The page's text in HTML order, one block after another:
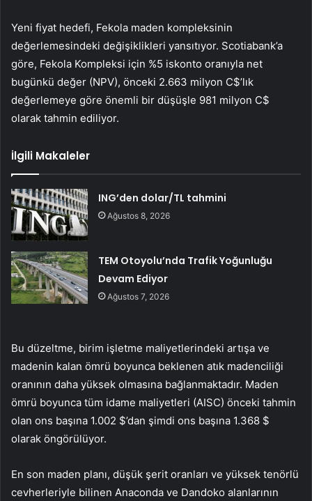
Yeni fiyat hedefi, Fekola maden kompleksinin
değerlemesindeki değişiklikleri yansıtıyor. Scotiabank’a
göre, Fekola Kompleksi için %5 iskonto oranıyla net
bugünkü değer (NPV), önceki 2.663 milyon C$’lık
değerlemeye göre önemli bir düşüşle 981 milyon C$
olarak tahmin ediliyor.
İlgili Makaleler
ING’den dolar/TL tahmini
Ağustos 8, 2026
TEM Otoyolu’nda Trafik Yoğunluğu
Devam Ediyor
Ağustos 7, 2026
Bu düzeltme, birim işletme maliyetlerindeki artışa ve
madenin kalan ömrü boyunca beklenen atık madenciliği
oranının daha yüksek olmasına bağlanmaktadır. Maden
ömrü boyunca tüm idame maliyetleri (AISC) önceki tahmin
olan ons başına 1.002 $’dan şimdi ons başına 1.368 $
olarak öngörülüyor.
En son maden planı, düşük şerit oranları ve yüksek tenörlü
cevherleriyle bilinen Anaconda ve Dandoko alanlarının